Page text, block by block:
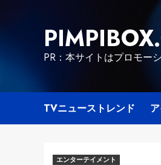
PR：本サイトはプロモー
TVニューストレンド
エンターテイメント